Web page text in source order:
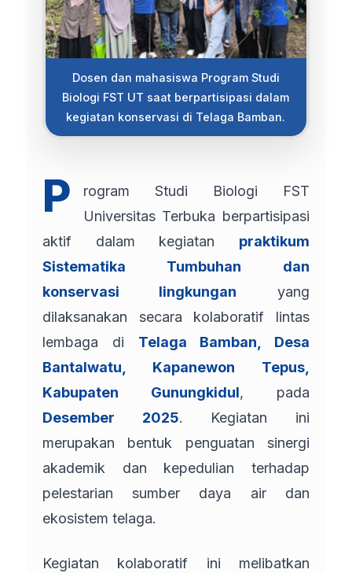
Dosen dan mahasiswa Program Studi
Biologi FST UT saat berpartisipasi dalam
kegiatan konservasi di Telaga Bamban.
P
rogram Studi Biologi FST
Universitas Terbuka berpartisipasi
aktif dalam kegiatan praktikum
Sistematika Tumbuhan dan
konservasi lingkungan yang
dilaksanakan secara kolaboratif lintas
lembaga di Telaga Bamban, Desa
Bantalwatu, Kapanewon Tepus,
Kabupaten Gunungkidul, pada
Desember 2025. Kegiatan ini
merupakan bentuk penguatan sinergi
akademik dan kepedulian terhadap
pelestarian sumber daya air dan
ekosistem telaga.
Kegiatan kolaboratif ini melibatkan